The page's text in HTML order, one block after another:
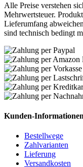
Alle Preise verstehen
Mehrwertsteuer.
Lieferumfang
sind technisch bedingt
Kunden-Informationen
Bestellwege
Zahlvarianten
Lieferung
Versandkosten